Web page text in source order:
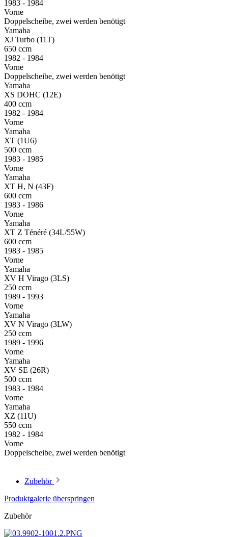
1983 - 1984
Vorne
Doppelscheibe, zwei werden benötigt
Yamaha
XJ Turbo (11T)
650 ccm
1982 - 1984
Vorne
Doppelscheibe, zwei werden benötigt
Yamaha
XS DOHC (12E)
400 ccm
1982 - 1984
Vorne
Yamaha
XT (1U6)
500 ccm
1983 - 1985
Vorne
Yamaha
XT H, N (43F)
600 ccm
1983 - 1986
Vorne
Yamaha
XT Z Ténéré (34L/55W)
600 ccm
1983 - 1985
Vorne
Yamaha
XV H Virago (3LS)
250 ccm
1989 - 1993
Vorne
Yamaha
XV N Virago (3LW)
250 ccm
1989 - 1996
Vorne
Yamaha
XV SE (26R)
500 ccm
1983 - 1984
Vorne
Yamaha
XZ (11U)
550 ccm
1982 - 1984
Vorne
Doppelscheibe, zwei werden benötigt
Zubehör
Produktgalerie überspringen
Zubehör